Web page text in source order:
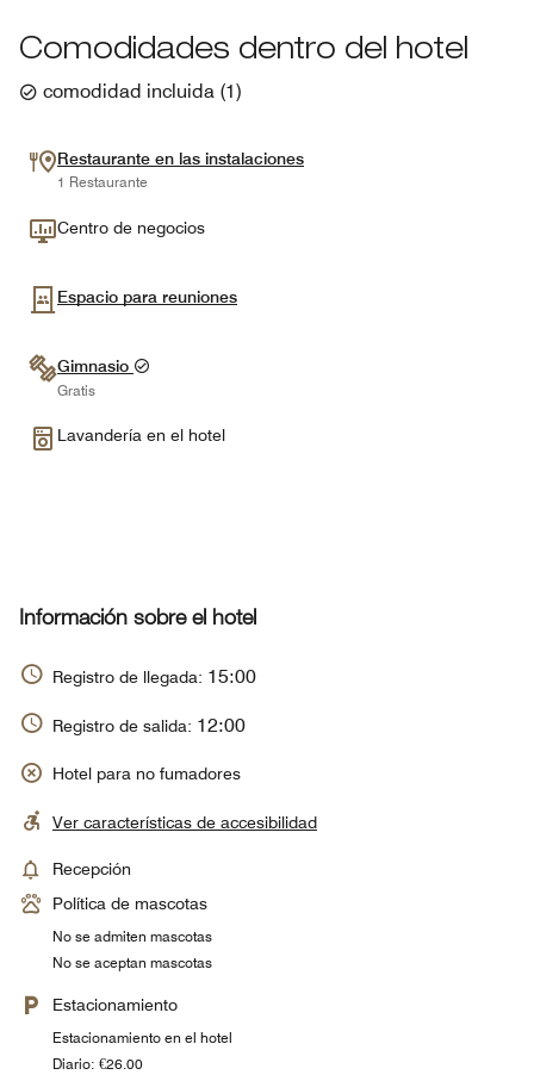
Comodidades dentro del hotel
comodidad incluida (1)
Restaurante en las instalaciones
1 Restaurante
Centro de negocios
Espacio para reuniones
Gimnasio
Gratis
Lavandería en el hotel
Información sobre el hotel
Registro de llegada: 15:00
Registro de salida: 12:00
Hotel para no fumadores
Ver características de accesibilidad
Recepción
Política de mascotas
No se admiten mascotas
No se aceptan mascotas
Estacionamiento
Estacionamiento en el hotel
Diario: €26.00